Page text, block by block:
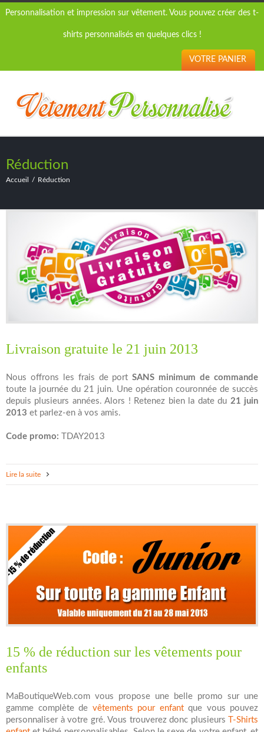
Personnalisation et impression sur vêtement. Vous pouvez créer des t-
shirts personnalisés en quelques clics !
VOTRE PANIER
Réduction
Accueil Réduction
Livraison gratuite le 21 juin 2013
Nous offrons les frais de portSANS minimum de commande
toute la journée du 21 juin. Une opération couronnée de succès
depuis plusieurs années. Alors ! Retenez bien la date du 21 juin
2013 et parlez-en à vos amis.
Code promo: TDAY2013
Lire la suite
15 % de réduction sur les vêtements pour
enfants
MaBoutiqueWeb.com vous propose une belle promo sur une
gamme complète de vêtements pour enfantque vous pouvez
personnaliser à votre gré. Vous trouverez donc plusieurs T-Shirts